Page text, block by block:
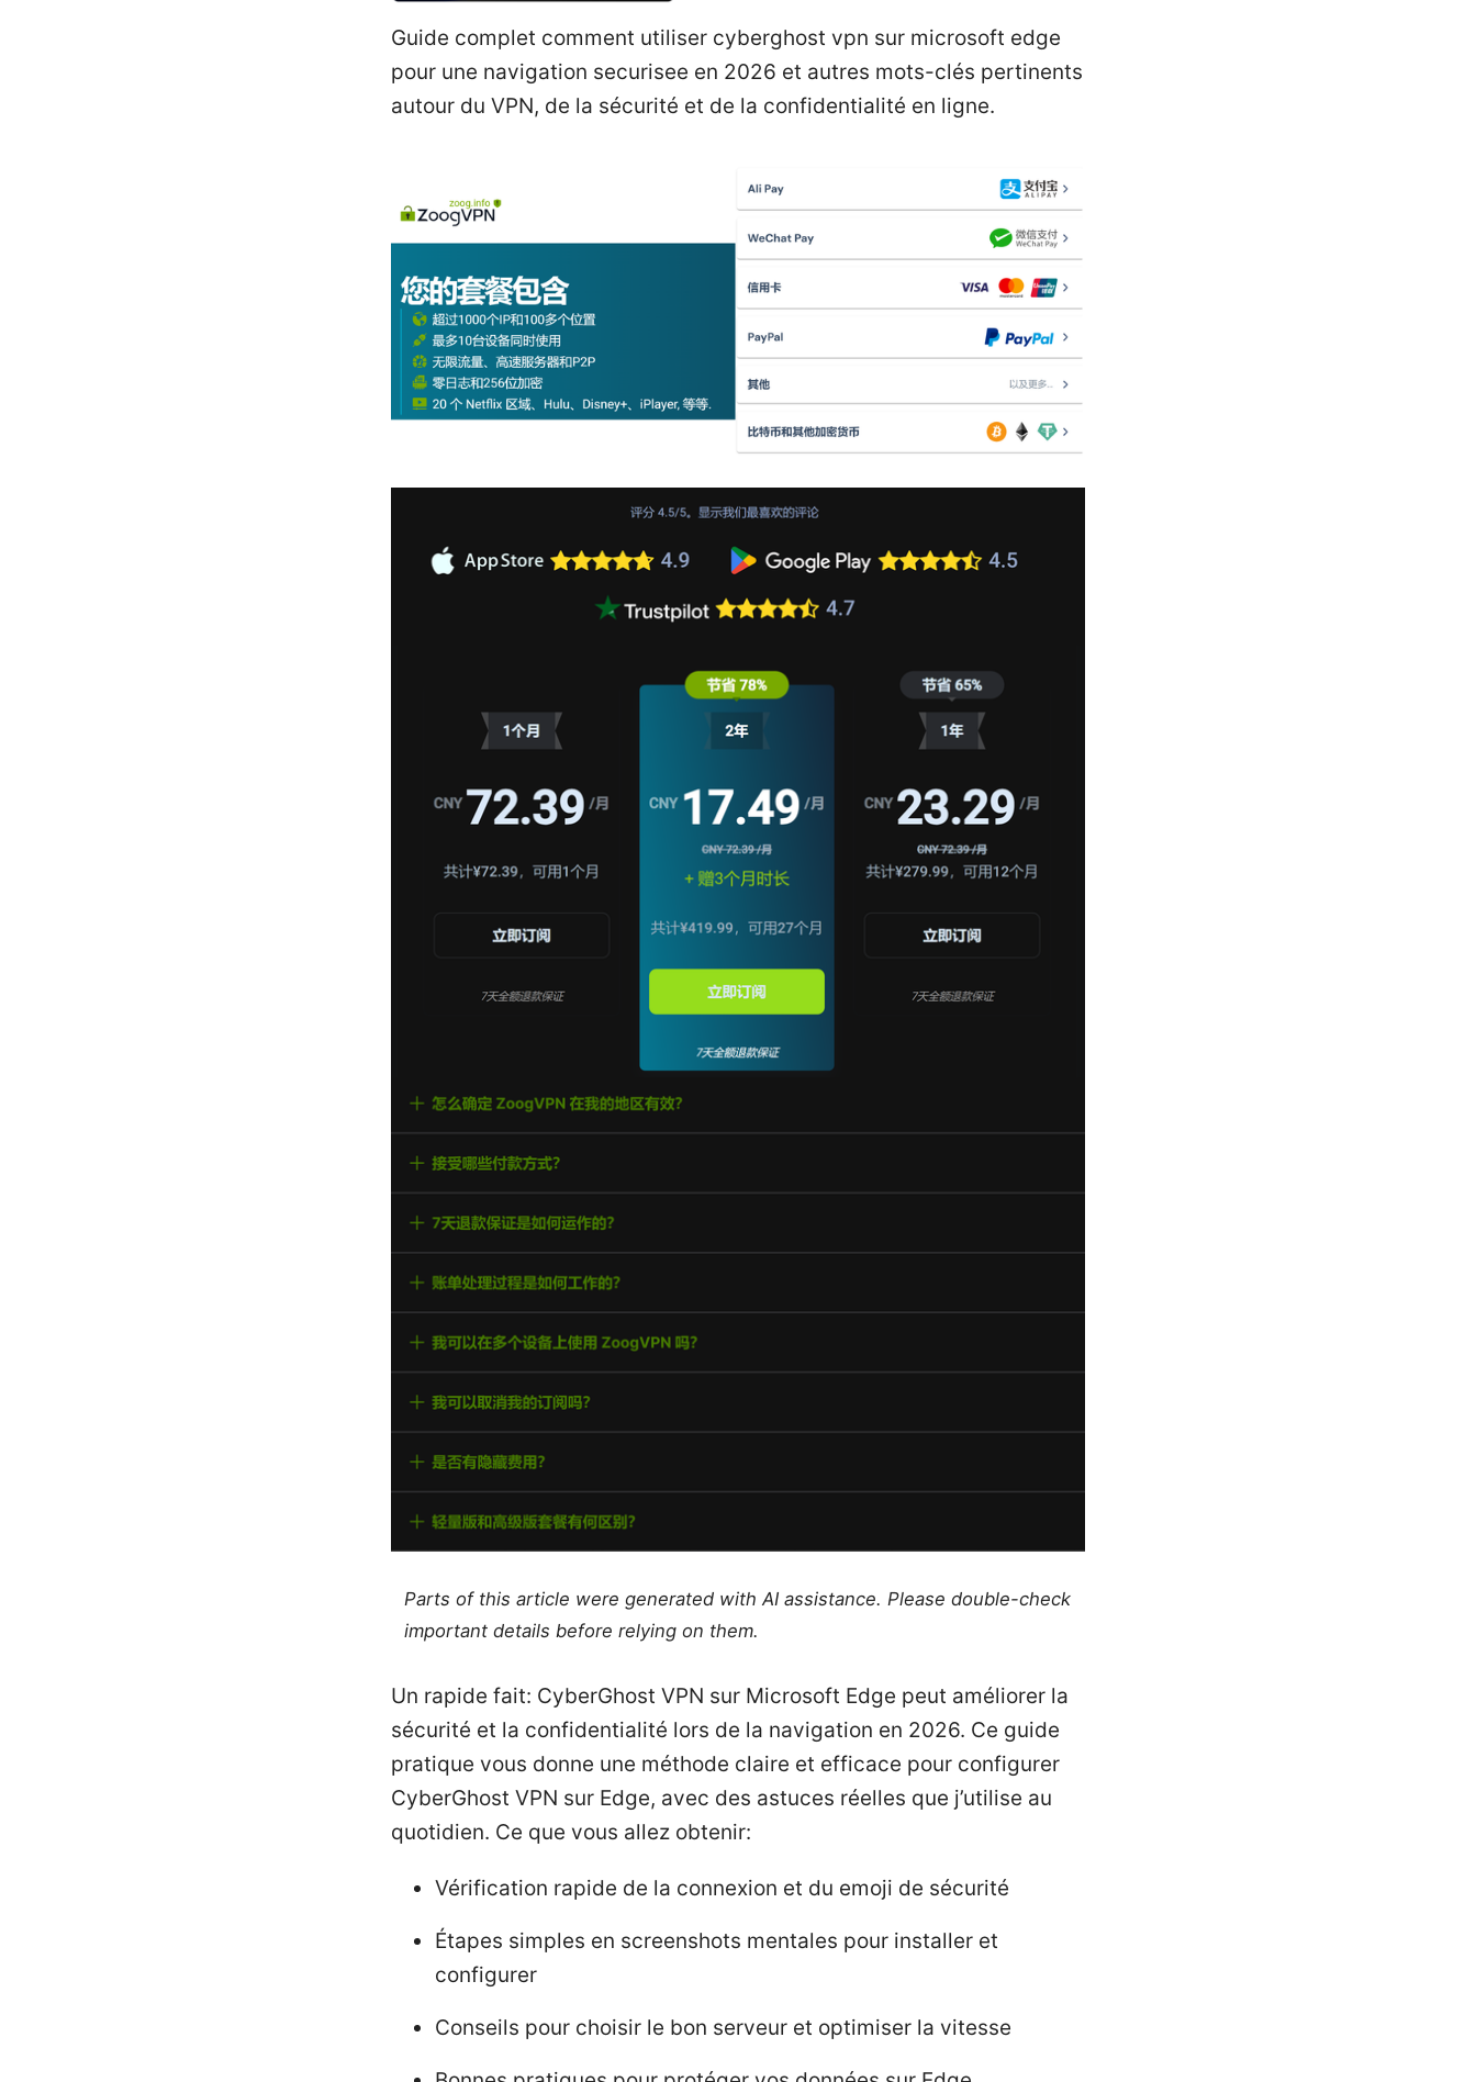
Guide complet comment utiliser cyberghost vpn sur microsoft edge
pour une navigation securisee en 2026 et autres mots-clés pertinents
autour du VPN, de la sécurité et de la confidentialité en ligne.
Parts of this article were generated with AI assistance. Please double-check
important details before relying on them.
Un rapide fait: CyberGhost VPN sur Microsoft Edge peut améliorer la
sécurité et la confidentialité lors de la navigation en 2026. Ce guide
pratique vous donne une méthode claire et efficace pour configurer
CyberGhost VPN sur Edge, avec des astuces réelles que j’utilise au
quotidien. Ce que vous allez obtenir:
Vérification rapide de la connexion et du emoji de sécurité
Étapes simples en screenshots mentales pour installer et
configurer
Conseils pour choisir le bon serveur et optimiser la vitesse